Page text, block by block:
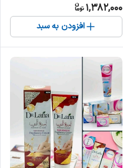
1,382,000
افزودن به سبد